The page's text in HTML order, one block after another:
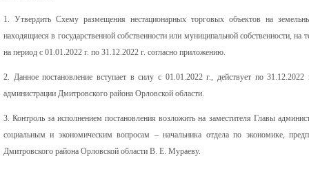
1. Утвердить Схему размещения нестационарных торговых объектов на
находящиеся в государственной собственности или муниципальной собственности,
на период с 01.01.2022 г. по 31.12.2022 г. согласно приложению.
2. Данное постановление вступает в силу с 01.01.2022 г., действует по
администрации Дмитровского района Орловской области.
3. Контроль за исполнением постановления возложить на заместителя Главы
социальным и экономическим вопросам – начальника отдела по экономике,
Дмитровского района Орловской области В. Е. Мураеву.